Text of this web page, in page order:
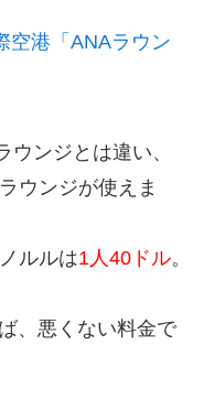
空港「ANAラウン
ウンジとは違い、
ウンジが使えま
ルルは1人40ドル。
、悪くない料金で